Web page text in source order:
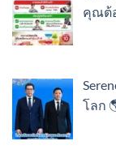
คุณต้
โลก